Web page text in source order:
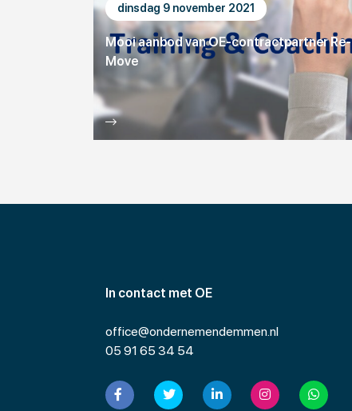
dinsdag 9 november 2021
Mooi aanbod van OE-contractpartner Re-
Move
In contact met OE
office@ondernemendemmen.nl
05 91 65 34 54